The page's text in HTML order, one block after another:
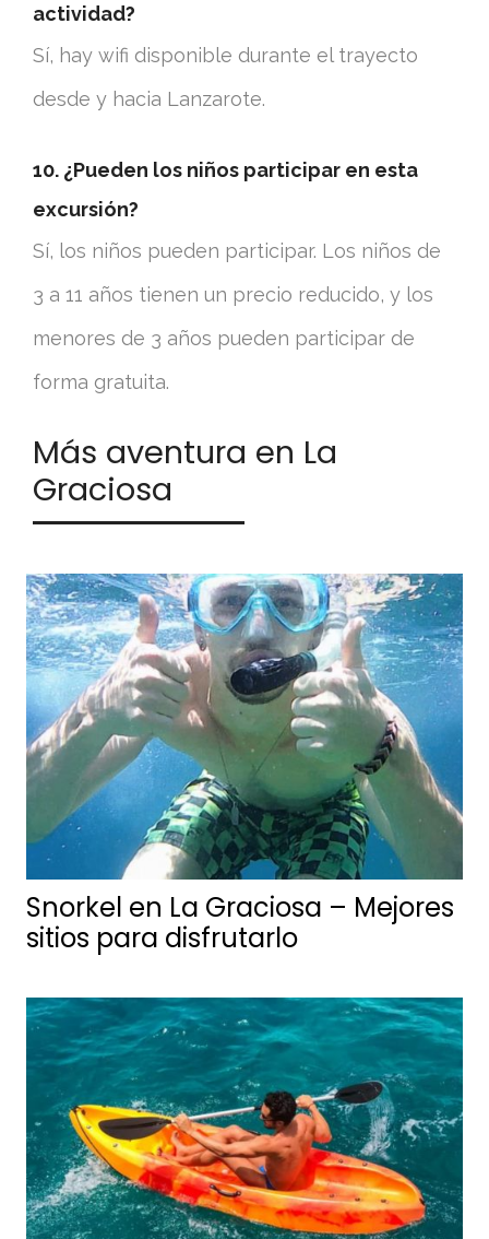
actividad?
Sí, hay wifi disponible durante el trayecto
desde y hacia Lanzarote.
10. ¿Pueden los niños participar en esta
excursión?
Sí, los niños pueden participar. Los niños de
3 a 11 años tienen un precio reducido, y los
menores de 3 años pueden participar de
forma gratuita.
Más aventura en La
Graciosa
Snorkel en La Graciosa – Mejores
sitios para disfrutarlo